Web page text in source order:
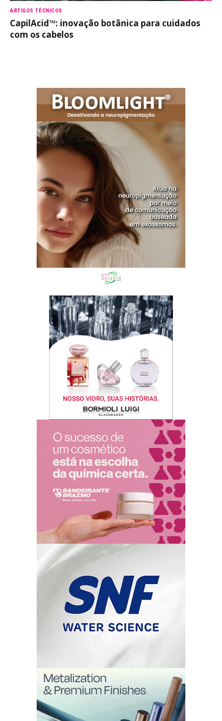
ARTIGOS TÉCNICOS
CapilAcid™: inovação botânica para cuidados
com os cabelos